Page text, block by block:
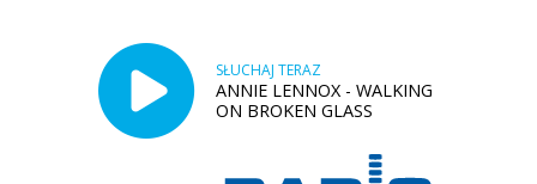
SŁUCHAJ TERAZ
ANNIE LENNOX - WALKING
ON BROKEN GLASS